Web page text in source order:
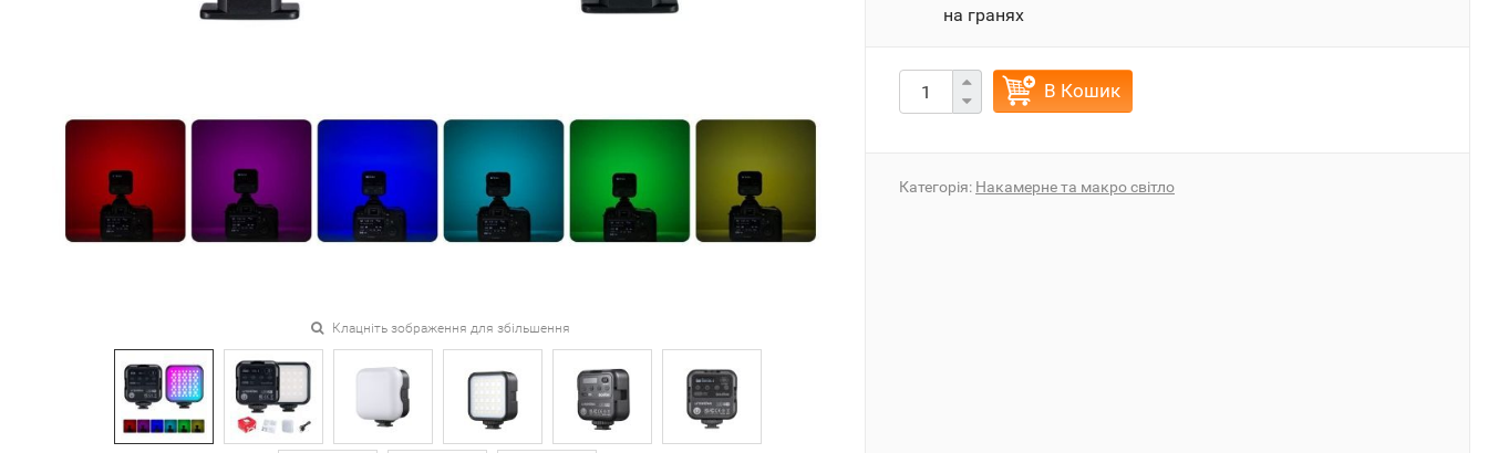
Клацніть зображення для збільшення
на гранях
В Кошик
Категорія: Накамерне та макро світло